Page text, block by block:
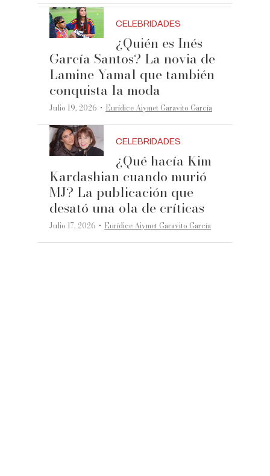
CELEBRIDADES
¿Quién es Inés
García Santos? La novia de
Lamine Yamal que también
conquista la moda
Julio 19, 2026 ·Eurídice Aiymet Garavito García
CELEBRIDADES
¿Qué hacía Kim
Kardashian cuando murió
MJ? La publicación que
desató una ola de críticas
Julio 17, 2026 ·Eurídice Aiymet Garavito García